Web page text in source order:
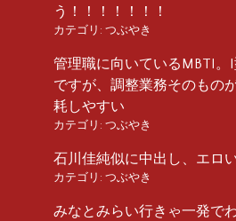
う！！！！！！！
カテゴリ: つぶやき
管理職に向いているMBTI。
ですが、調整業務そのもの
耗しやすい
カテゴリ: つぶやき
石川佳純似に中出し、エロ
カテゴリ: つぶやき
みなとみらい行きゃ一発で